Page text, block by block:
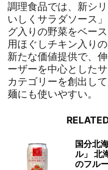
調理食品では、新シ
いしくサラダソース
グ入りの野菜をベー
用ほぐしチキン入り
新たな価値提供で、
ーザーを中心とした
カテゴリーを創出し
麺にも使いやすい。
国分北
ル」 北
のフル